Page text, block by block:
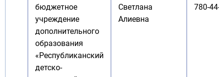
бюджетное
учреждение
дополнительного
образования
«Республиканский
детско-
Светлана
Алиевна
780-